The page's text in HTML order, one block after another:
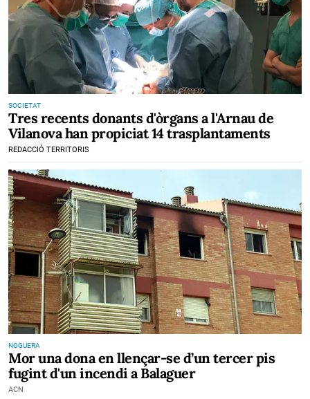
SOCIETAT
Tres recents donants d'òrgans a l'Arnau de
Vilanova han propiciat 14 trasplantaments
REDACCIÓ TERRITORIS
NOGUERA
Mor una dona en llençar-se d’un tercer pis
fugint d'un incendi a Balaguer
ACN